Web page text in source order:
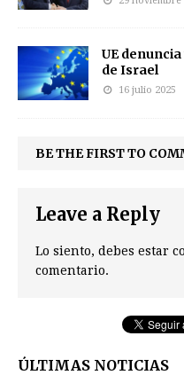
UE
de Israel
16 julio 2025
BE THE FIRST TO
Leave a Reply
Lo siento, debes estar
comentario.
ÚLTIMAS NOTICIAS